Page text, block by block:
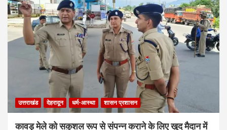
उत्तराखंड देहरादून धर्म-आस्था शासन प्रशासन
कावड़ मेले को सकुशल रूप से संपन्न कराने के लिए खुद मैदान में